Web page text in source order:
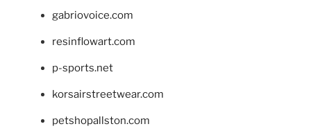
gabriovoice.com
resinflowart.com
p-sports.net
korsairstreetwear.com
petshopallston.com